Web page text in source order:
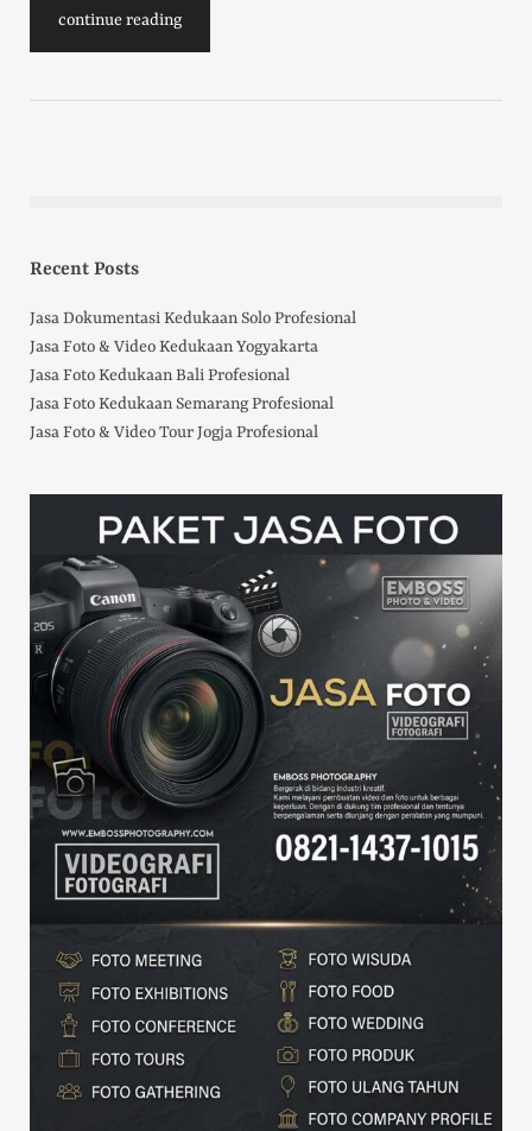
continue reading
Recent Posts
Jasa Dokumentasi Kedukaan Solo Profesional
Jasa Foto & Video Kedukaan Yogyakarta
Jasa Foto Kedukaan Bali Profesional
Jasa Foto Kedukaan Semarang Profesional
Jasa Foto & Video Tour Jogja Profesional